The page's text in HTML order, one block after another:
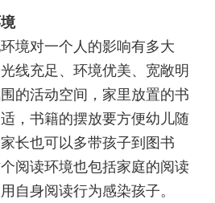
对一个人的影响有多大
线充足、环境优美、宽敞明
的活动空间，家里放置的书
，书籍的摆放要方便幼儿随
长也可以多带孩子到图书
阅读环境也包括家庭的阅读
自身阅读行为感染孩子。